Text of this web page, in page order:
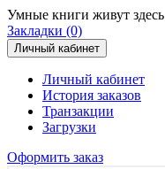
Умные книги живут здесь
Закладки (0)
Личный кабинет
Личный кабинет
История заказов
Транзакции
Загрузки
Оформить заказ